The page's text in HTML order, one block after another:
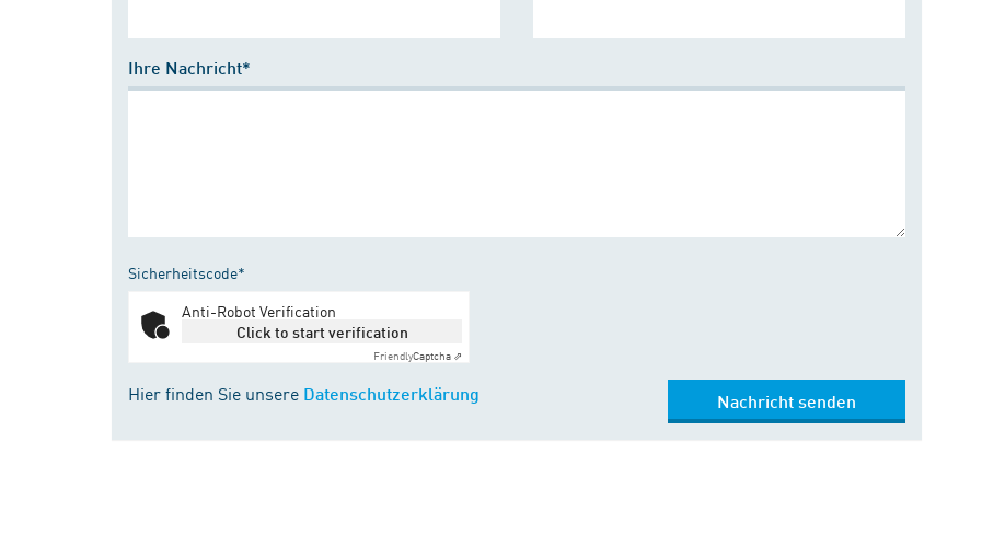
Ihre Nachricht*
Sicherheitscode*
Anti-Robot Verification
Click to start verification
FriendlyCaptcha ⇗
Hier finden Sie unsere Datenschutzerklärung Nachricht senden